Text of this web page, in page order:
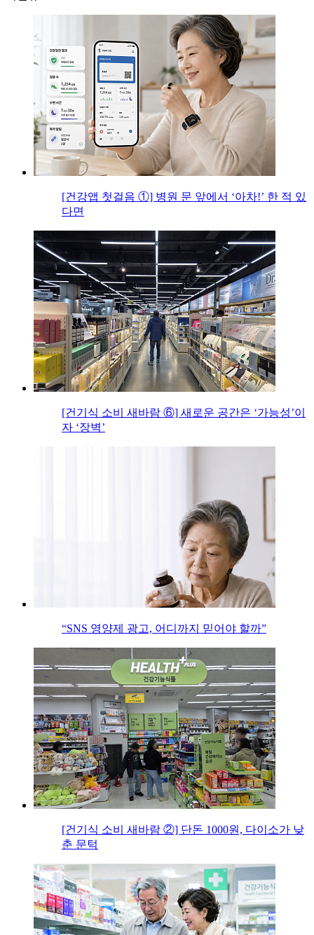
[건강앱 첫걸음 ①] 병원 문 앞에서 ‘아차!’ 한 적 있
다면
[건기식 소비 새바람 ⑥] 새로운 공간은 ‘가능성’이
자 ‘장벽’
“SNS 영양제 광고, 어디까지 믿어야 할까”
[건기식 소비 새바람 ②] 단돈 1000원, 다이소가 낮
춘 문턱